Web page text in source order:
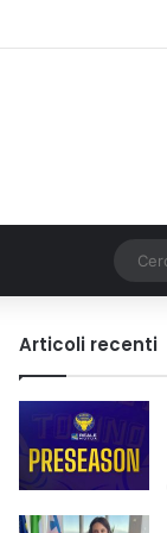
tariffa
Articoli recenti